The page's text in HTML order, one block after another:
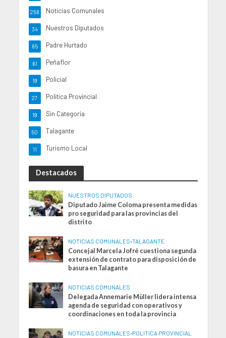
Noticias Comunales
258
Nuestros Diputados
34
Padre Hurtado
85
Peñaflor
61
Policial
19
Politica Provincial
27
Sin Categoria
19
Talagante
50
Turismo Local
11
Destacados
NUESTROS DIPUTADOS
Diputado Jaime Coloma presenta medidas
pro seguridad para las provincias del
distrito
NOTICIAS COMUNALES•TALAGANTE
Concejal Marcela Jofré cuestiona segunda
extensión de contrato para disposición de
basura en Talagante
NOTICIAS COMUNALES
Delegada Annemarie Müller lidera intensa
agenda de seguridad con operativos y
coordinaciones en toda la provincia
NOTICIAS COMUNALES•POLITICA PROVINCIAL